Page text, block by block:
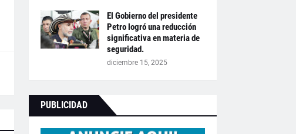
El Gobierno del presidente
Petro logró una reducción
significativa en materia de
seguridad.
diciembre 15, 2025
PUBLICIDAD